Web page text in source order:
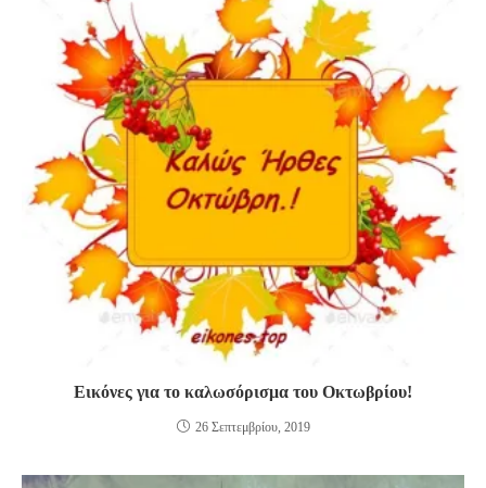
Εικόνες για το καλωσόρισμα του Οκτωβρίου!
26 Σεπτεμβρίου, 2019